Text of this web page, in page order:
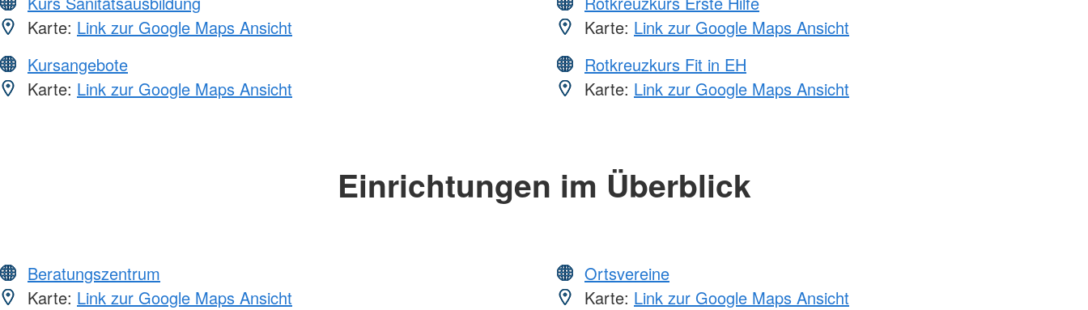
Karte: Link zur Google Maps Ansicht
Kursangebote
Karte: Link zur Google Maps Ansicht
Karte: Link zur Google Maps Ansicht
Rotkreuzkurs Fit in EH
Karte: Link zur Google Maps Ansicht
Einrichtungen im Überblick
Beratungszentrum
Karte: Link zur Google Maps Ansicht
Ortsvereine
Karte: Link zur Google Maps Ansicht